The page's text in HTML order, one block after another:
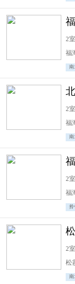
2
福
南
2
福
南
2
福
拎
2
松
南